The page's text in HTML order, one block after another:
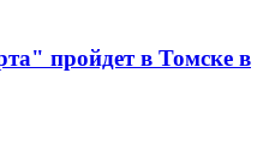
пройдет в Томске в